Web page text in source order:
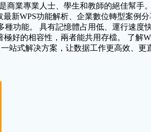
商業專業人士、學生和教師的絕佳幫手
新WPS功能解析、企業數位轉型案例
功能。 具有記憶體占用低、運行速度
好的相容性，兩者能共用存檔。 了解
站式解决方案，让数据工作更高效、更